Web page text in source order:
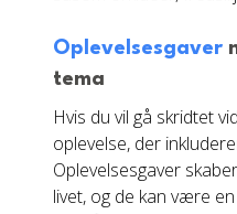
Oplevelsesgaver
tema
Hvis du vil gå skridtet
oplevelse, der
Oplevelsesgaver
livet, og de kan være